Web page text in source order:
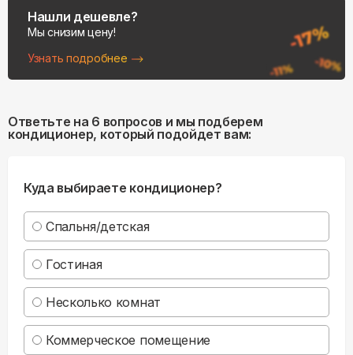
Нашли дешевле?
Мы снизим цену!
Узнать подробнее
Ответьте на 6 вопросов и мы подберем
кондиционер, который подойдет вам:
Куда выбираете кондиционер?
Спальня/детская
Гостиная
Несколько комнат
Коммерческое помещение